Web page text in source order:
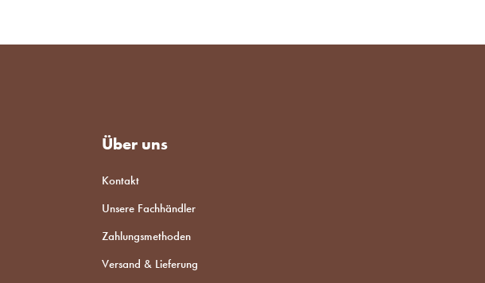
Über uns
Kontakt
Unsere Fachhändler
Zahlungsmethoden
Versand & Lieferung